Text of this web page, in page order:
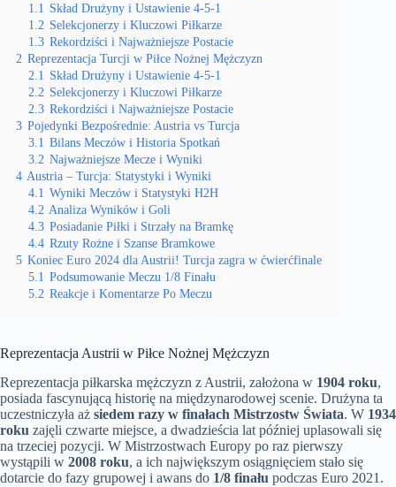
1.1 Skład Drużyny i Ustawienie 4-5-1
1.2 Selekcjonerzy i Kluczowi Piłkarze
1.3 Rekordziści i Najważniejsze Postacie
2 Reprezentacja Turcji w Piłce Nożnej Mężczyzn
2.1 Skład Drużyny i Ustawienie 4-5-1
2.2 Selekcjonerzy i Kluczowi Piłkarze
2.3 Rekordziści i Najważniejsze Postacie
3 Pojedynki Bezpośrednie: Austria vs Turcja
3.1 Bilans Meczów i Historia Spotkań
3.2 Najważniejsze Mecze i Wyniki
4 Austria – Turcja: Statystyki i Wyniki
4.1 Wyniki Meczów i Statystyki H2H
4.2 Analiza Wyników i Goli
4.3 Posiadanie Piłki i Strzały na Bramkę
4.4 Rzuty Rożne i Szanse Bramkowe
5 Koniec Euro 2024 dla Austrii! Turcja zagra w ćwierćfinale
5.1 Podsumowanie Meczu 1/8 Finału
5.2 Reakcje i Komentarze Po Meczu
Reprezentacja Austrii w Piłce Nożnej Mężczyzn
Reprezentacja piłkarska mężczyzn z Austrii, założona w 1904 roku,
posiada fascynującą historię na międzynarodowej scenie. Drużyna ta
uczestniczyła aż siedem razy w finałach Mistrzostw Świata. W 1934
roku zajęli czwarte miejsce, a dwadzieścia lat później uplasowali się
na trzeciej pozycji. W Mistrzostwach Europy po raz pierwszy
wystąpili w 2008 roku, a ich największym osiągnięciem stało się
dotarcie do fazy grupowej i awans do 1/8 finału podczas Euro 2021.